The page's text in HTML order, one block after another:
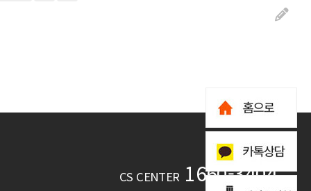
CS CENTER 1660-3404